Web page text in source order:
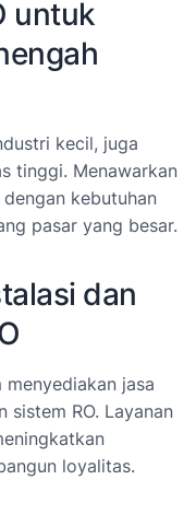
untuk
kecil, juga
tinggi. Menawarkan
kebutuhan
pasar yang besar.
dan
jasa
sistem RO. Layanan
loyalitas.